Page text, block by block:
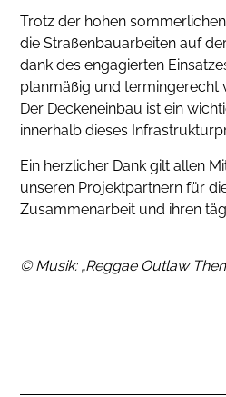
Trotz der hohen
die Straßenbauarbeiten auf
dank des engagierten
planmäßig und termingerecht
Der Deckeneinbau ist ein
innerhalb dieses
Ein herzlicher Dank gilt allen
unseren Projektpartnern für
Zusammenarbeit und ihren
© Musik: „Reggae Outlaw